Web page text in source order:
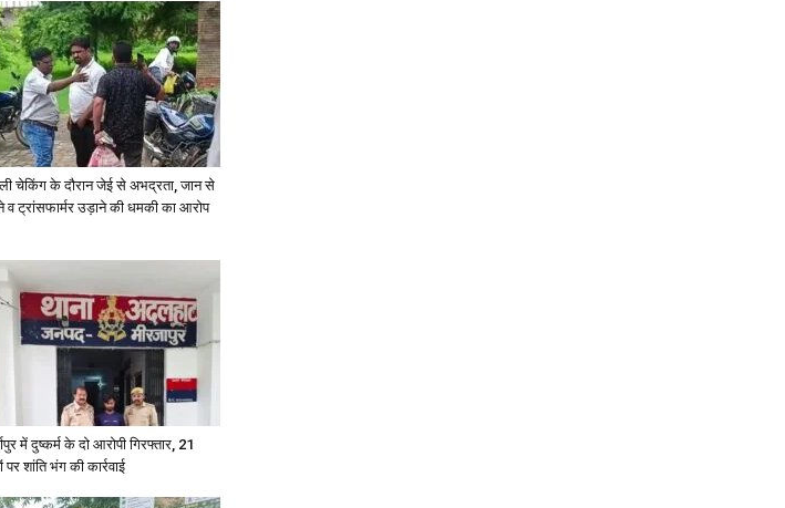
Hindi
Paper
चेकिंग के दौरान जेई से अभद्रता, जान से
व ट्रांसफार्मर उड़ाने की धमकी का आरोप
में दुष्कर्म के दो आरोपी गिरफ्तार, 21
पर शांति भंग की कार्रवाई